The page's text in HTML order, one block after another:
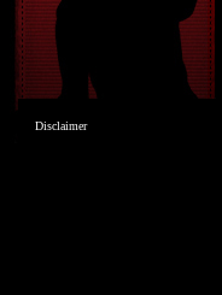
Disclaimer